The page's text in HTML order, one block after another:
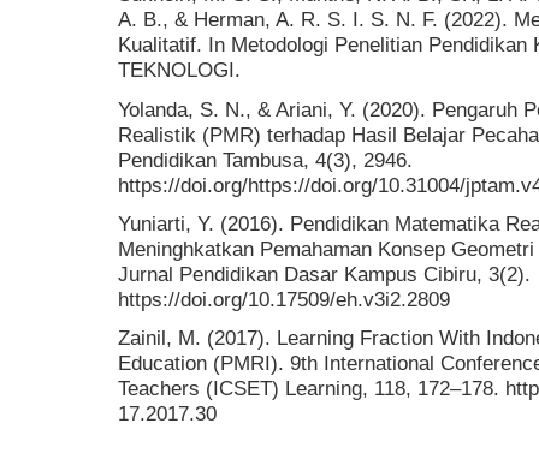
A. B., & Herman, A. R. S. I. S. N. F. (2022).
Kualitatif. In Metodologi Penelitian Pendidikan
TEKNOLOGI.
Yolanda, S. N., & Ariani, Y. (2020). Pengaruh
Realistik (PMR) terhadap Hasil Belajar
Pendidikan Tambusa, 4(3), 2946.
https://doi.org/https://doi.org/10.31004/
Yuniarti, Y. (2016). Pendidikan Matematika
Meninghkatkan Pemahaman Konsep
Jurnal Pendidikan Dasar Kampus Cibiru, 3(2).
https://doi.org/10.17509/eh.v3i2.2809
Zainil, M. (2017). Learning Fraction With
Education (PMRI). 9th International
Teachers (ICSET) Learning, 118, 172–178.
17.2017.30